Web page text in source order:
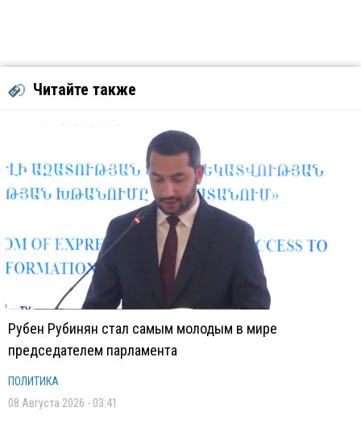
Читайте также
Рубен Рубинян стал самым молодым в мире
председателем парламента
ПОЛИТИКА
08 Августа 2026 - 03:41